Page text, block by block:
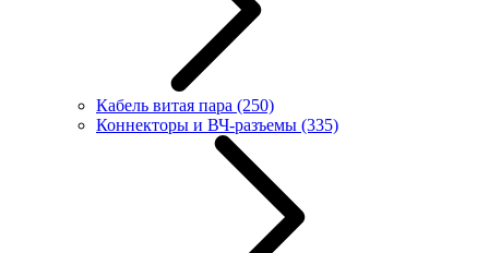
Кабель витая пара (250)
Коннекторы и ВЧ-разъемы (335)